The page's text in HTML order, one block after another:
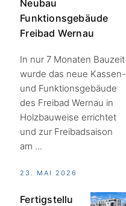
Neubau
Funktionsgebäude
Freibad Wernau
In nur 7 Monaten Bauzeit
wurde das neue Kassen-
und Funktionsgebäude
des Freibad Wernau in
Holzbauweise errichtet
und zur Freibadsaison
am ...
23. MAI 2026
Fertigstellu